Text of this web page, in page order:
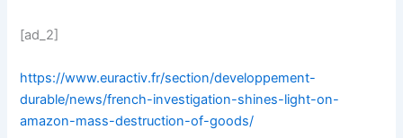
[ad_2]
https://www.euractiv.fr/section/developpement-
durable/news/french-investigation-shines-light-on-
amazon-mass-destruction-of-goods/